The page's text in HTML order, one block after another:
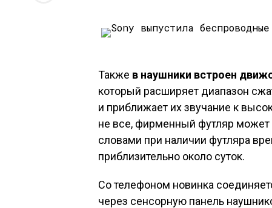
Также в наушники встроен
который расширяет диапазон
и приближает их звучание к
не все, фирменный футляр может
словами при наличии футляра
приблизительно около суток.
Со телефоном новинка
через сенсорную панель